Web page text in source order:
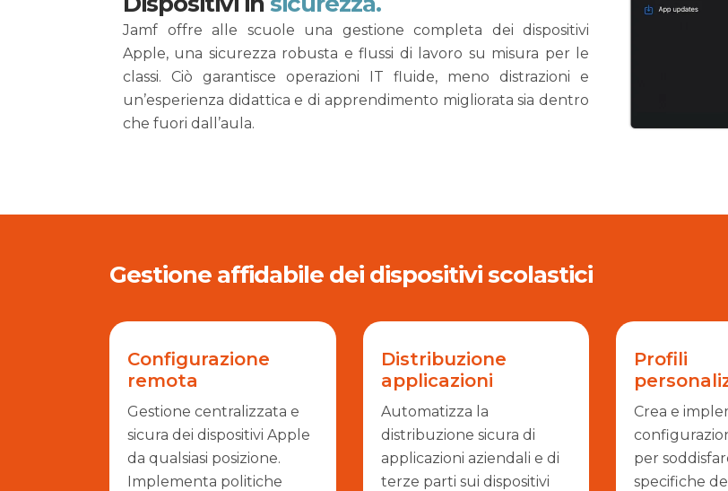
Jamf offre alle scuole una gestione completa dei dispositivi
Apple, una sicurezza robusta e flussi di lavoro su misura per le
classi. Ciò garantisce operazioni IT fluide, meno distrazioni e
un’esperienza didattica e di apprendimento migliorata sia dentro
che fuori dall’aula.
Gestione affidabile dei dispositivi scolastici
Configurazione
remota
Gestione centralizzata e
sicura dei dispositivi Apple
da qualsiasi posizione.
Implementa politiche
Distribuzione
applicazioni
Automatizza la
distribuzione sicura di
applicazioni aziendali e di
terze parti sui dispositivi
Profili
Crea e
per
specifiche